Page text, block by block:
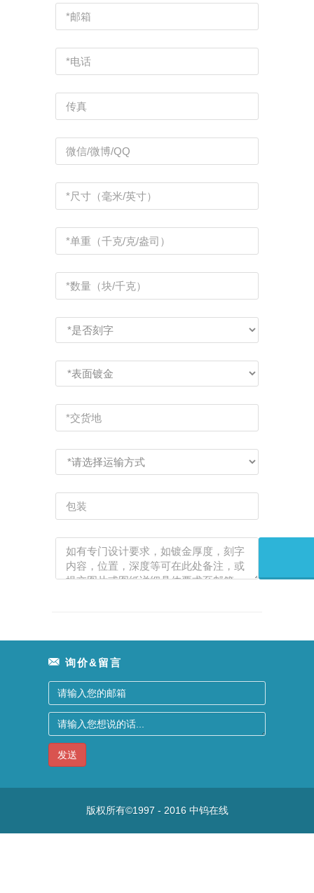
询价&留言
发送
版权所有©1997 - 2016 中钨在线